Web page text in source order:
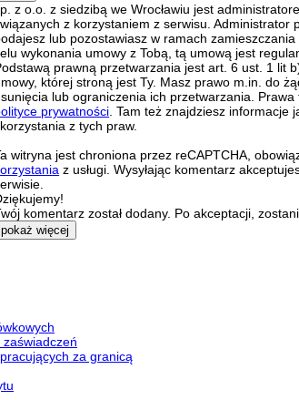
z o.o. z siedzibą we Wrocławiu jest
z korzystaniem z serwisu. Administrator
lub pozostawiasz w ramach
wykonania umowy z Tobą, tą umową jest
prawną przetwarzania jest art. 6 ust. 1 lit
której stroną jest Ty. Masz prawo m.in. do
lub ograniczenia ich przetwarzania.
prywatności . Tam też znajdziesz
z tych praw.
witryna jest chroniona przez reCAPTCHA,
z usługi. Wysyłając komentarz
komentarz został dodany. Po akceptacji,
pokaż więcej
za granicą